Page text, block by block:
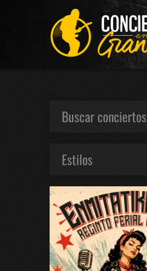
Buscar conciertos
Estilos